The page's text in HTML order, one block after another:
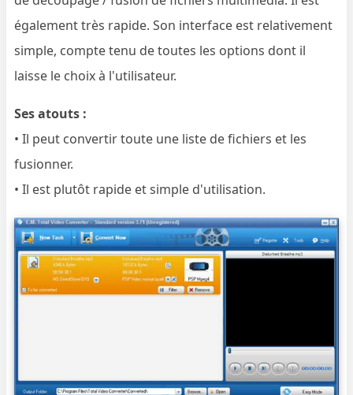
également très rapide. Son interface est relativement
simple, compte tenu de toutes les options dont il
laisse le choix à l'utilisateur.
Ses atouts :
• Il peut convertir toute une liste de fichiers et les
fusionner.
• Il est plutôt rapide et simple d'utilisation.